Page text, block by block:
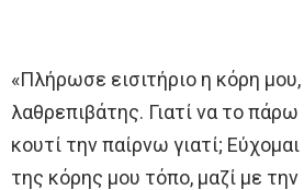
«Πλήρωσε εισιτήριο η κόρη
λαθρεπιβάτης. Γιατί να το
κουτί την παίρνω γιατί;
της κόρης μου τόπο, μαζί με